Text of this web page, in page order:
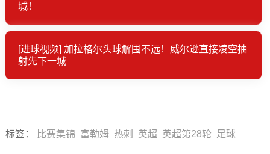
城！
[进球视频] 加拉格尔头球解围不远！威尔逊直接凌空抽
射先下一城
标签 ： 比赛集锦 富勒姆 热刺 英超 英超第28轮 足球